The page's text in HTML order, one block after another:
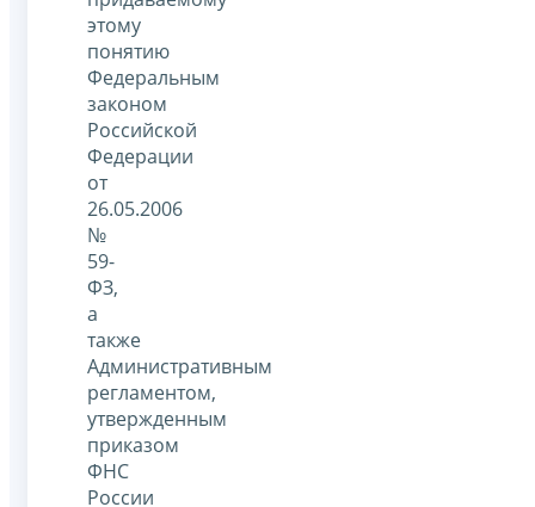
этому
понятию
Федеральным
законом
Российской
Федерации
от
26.05.2006
№
59-
ФЗ,
а
также
Административным
регламентом,
утвержденным
приказом
ФНС
России